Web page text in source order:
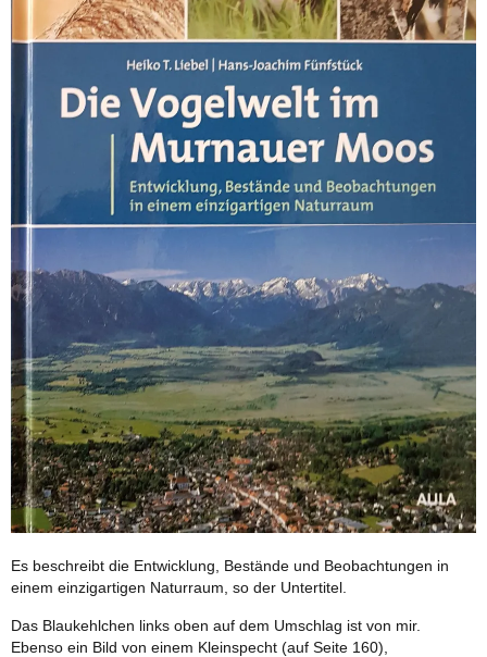
Es beschreibt die Entwicklung, Bestände und Beobachtungen in
einem einzigartigen Naturraum, so der Untertitel.
Das Blaukehlchen links oben auf dem Umschlag ist von mir.
Ebenso ein Bild von einem Kleinspecht (auf Seite 160),